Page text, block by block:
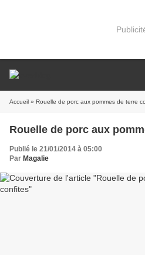
Accueil » Rouelle de porc aux pommes de terre
Rouelle de porc aux
Publié le 21/01/2014 à 05:00
Par Magalie